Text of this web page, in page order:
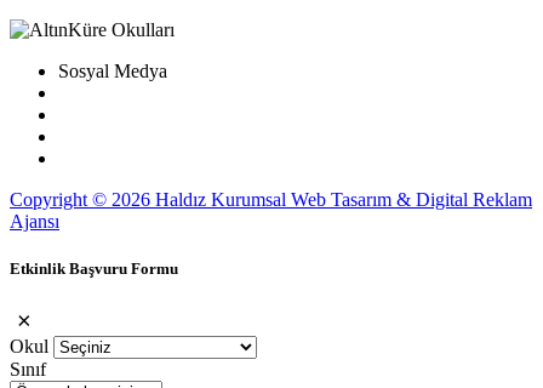
Sosyal Medya
Copyright © 2026 Haldız Kurumsal Web Tasarım & Digital Reklam
Ajansı
Etkinlik Başvuru Formu
×
Okul
Sınıf